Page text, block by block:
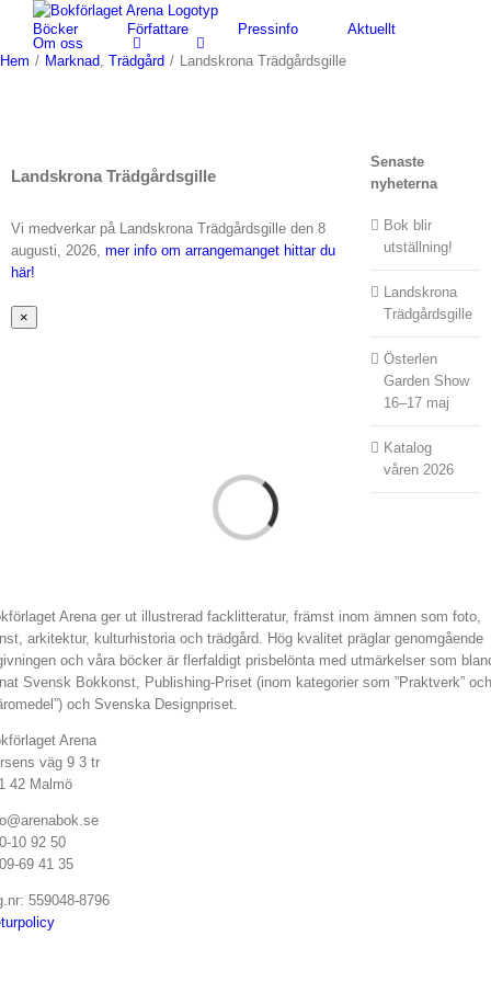
Fortsätt
innehållet
Böcker Författare Pressinfo
Aktuellt
Om oss
Hem / Marknad, Trädgård / Landskrona Trädgårdsgille
Landskrona Trädgårdsgille
Vi medverkar på Landskrona Trädgårdsgille den 8
augusti, 2026, mer info om arrangemanget hittar du
här!
Senaste
nyheterna
Bok blir
utställning!
Landskrona
Trädgårdsgille
Österlen
Garden Show
16–17 maj
Katalog
våren 2026
Stäng
snabbvy
×
Arena ger ut illustrerad facklitteratur, främst inom ämnen som foto,
arkitektur, kulturhistoria och trädgård. Hög kvalitet präglar genomgående
och våra böcker är flerfaldigt prisbelönta med utmärkelser som
Svensk Bokkonst, Publishing-Priset (inom kategorier som ”Praktverk” och
och Svenska Designpriset.
Arena
väg 9 3 tr
42 Malmö
10 92 50
69 41 35
559048-8796